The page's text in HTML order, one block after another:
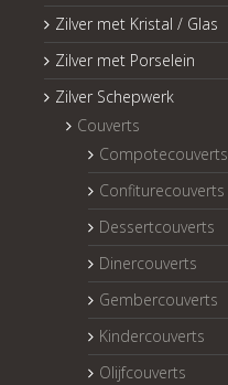
Zilver met Kristal / Glas
Zilver met Porselein
Zilver Schepwerk
Couverts
Compotecouverts
Confiturecouverts
Dessertcouverts
Dinercouverts
Gembercouverts
Kindercouverts
Olijfcouverts